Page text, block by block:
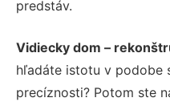
predstáv.
Vidiecky dom –
hľadáte istotu v podobe
precíznosti? Potom ste